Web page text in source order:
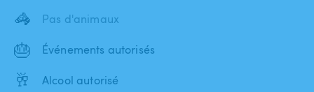
🦓 Pas d'animaux
🎂 Événements autorisés
🥂 Alcool autorisé